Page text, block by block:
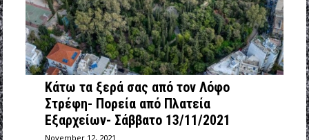
Κάτω τα ξερά σας από τον Λόφο
Στρέφη- Πορεία από Πλατεία
Εξαρχείων- Σάββατο 13/11/2021
November 12, 2021